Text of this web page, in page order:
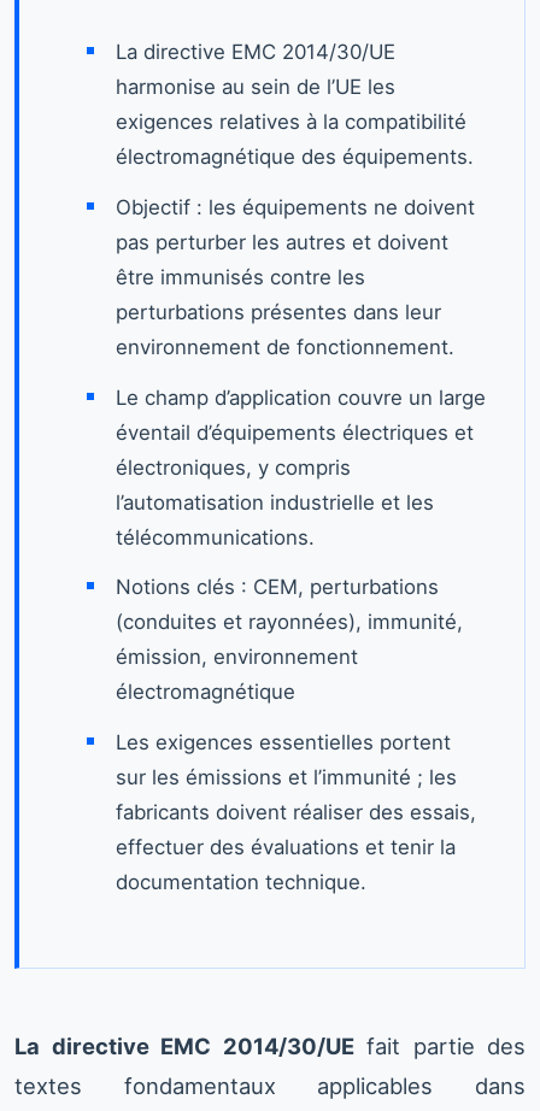
La directive EMC 2014/30/UE
harmonise au sein de l’UE les
exigences relatives à la compatibilité
électromagnétique des équipements.
Objectif : les équipements ne doivent
pas perturber les autres et doivent
être immunisés contre les
perturbations présentes dans leur
environnement de fonctionnement.
Le champ d’application couvre un large
éventail d’équipements électriques et
électroniques, y compris
l’automatisation industrielle et les
télécommunications.
Notions clés : CEM, perturbations
(conduites et rayonnées), immunité,
émission, environnement
électromagnétique
Les exigences essentielles portent
sur les émissions et l’immunité ; les
fabricants doivent réaliser des essais,
effectuer des évaluations et tenir la
documentation technique.
La directive EMC 2014/30/UEfait partie des
textes fondamentaux applicables dans